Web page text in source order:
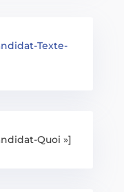
Texte-
Quoi »]